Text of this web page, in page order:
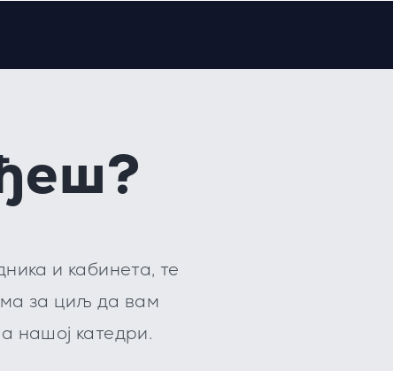
и кабинета, те
за циљ да вам
нашој катедри.